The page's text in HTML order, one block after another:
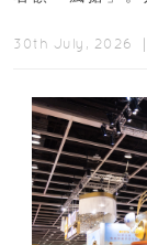
30th July, 2026